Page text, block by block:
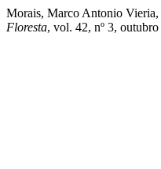
Morais, Marco Antonio
Floresta, vol. 42, nº 3,